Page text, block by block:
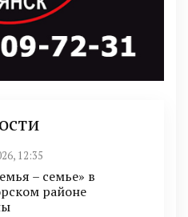
12:35
– семье» в
районе